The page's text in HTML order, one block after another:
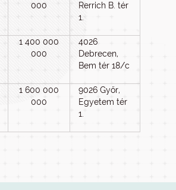
000
Rerrich B. tér
1.
1 400 000
000
4026
Debrecen,
Bem tér 18/c
1 600 000
000
9026 Győr,
Egyetem tér
1.